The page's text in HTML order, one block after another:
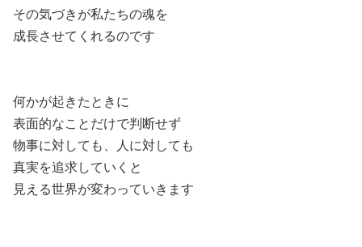
その気づきが私たちの魂を
成長させてくれるのです
何かが起きたときに
表面的なことだけで判断せず
物事に対しても、人に対しても
真実を追求していくと
見える世界が変わっていきます